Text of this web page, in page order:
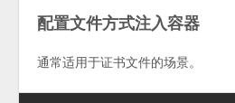
配置文件方式注入容器
通常适用于证书文件的场景。